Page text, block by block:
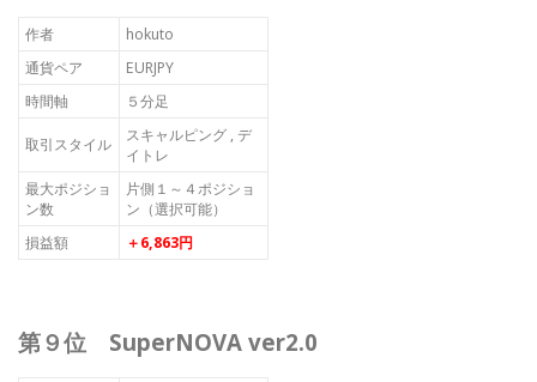
作者
hokuto
通貨ペア
EURJPY
時間軸
５分足
取引スタイル
スキャルピング , デ
イトレ
最大ポジショ
ン数
片側１～４ポジショ
ン（選択可能）
損益額
＋6,863円
第９位 SuperNOVA ver2.0